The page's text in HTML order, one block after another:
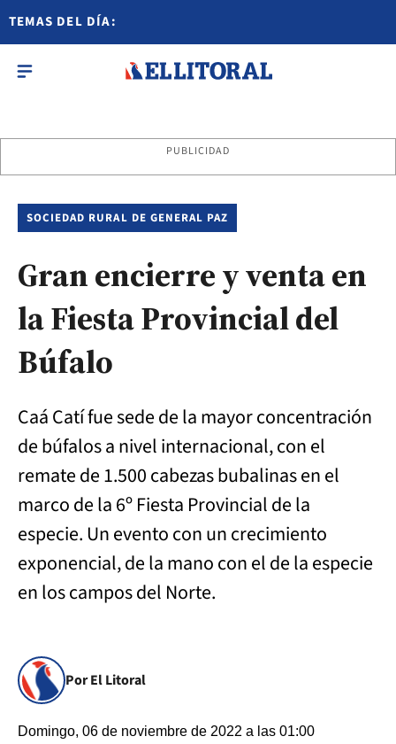
TEMAS DEL DÍA:
PUBLICIDAD
SOCIEDAD RURAL DE GENERAL PAZ
Gran encierre y venta en
la Fiesta Provincial del
Búfalo
Caá Catí fue sede de la mayor concentración
de búfalos a nivel internacional, con el
remate de 1.500 cabezas bubalinas en el
marco de la 6º Fiesta Provincial de la
especie. Un evento con un crecimiento
exponencial, de la mano con el de la especie
en los campos del Norte.
Por El Litoral
Domingo, 06 de noviembre de 2022 a las 01:00